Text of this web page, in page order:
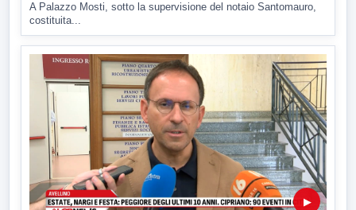
A Palazzo Mosti, sotto la supervisione del notaio Santomauro,
costituita...
▶